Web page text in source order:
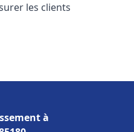
les clients
à